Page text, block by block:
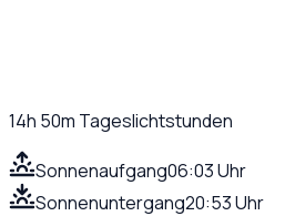
14h 50m Tageslichtstunden
Sonnenaufgang06:03 Uhr
Sonnenuntergang20:53 Uhr